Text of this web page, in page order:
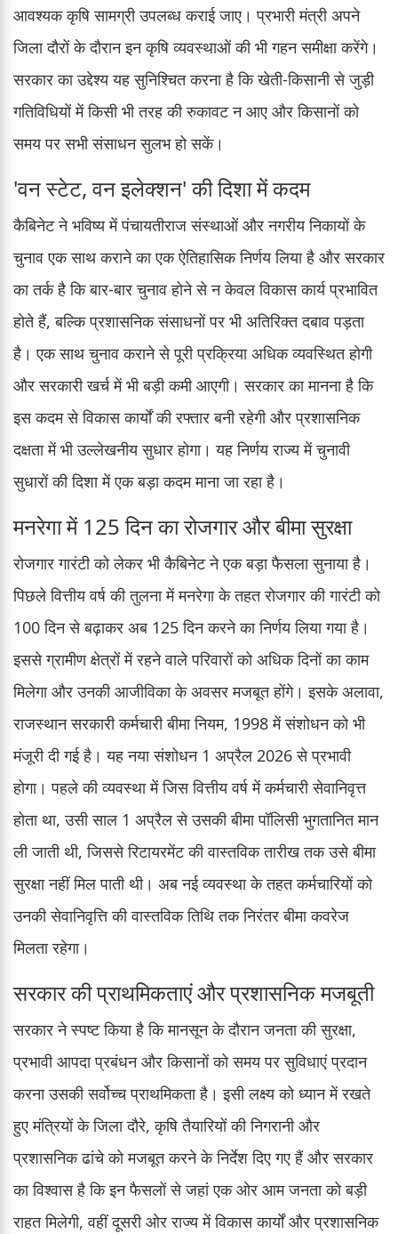
आवश्यक कृषि सामग्री उपलब्ध कराई जाए। प्रभारी मंत्री अपने
जिला दौरों के दौरान इन कृषि व्यवस्थाओं की भी गहन समीक्षा करेंगे।
सरकार का उद्देश्य यह सुनिश्चित करना है कि खेती-किसानी से जुड़ी
गतिविधियों में किसी भी तरह की रुकावट न आए और किसानों को
समय पर सभी संसाधन सुलभ हो सकें।
'वन स्टेट, वन इलेक्शन' की दिशा में कदम
कैबिनेट ने भविष्य में पंचायतीराज संस्थाओं और नगरीय निकायों के
चुनाव एक साथ कराने का एक ऐतिहासिक निर्णय लिया है और सरकार
का तर्क है कि बार-बार चुनाव होने से न केवल विकास कार्य प्रभावित
होते हैं, बल्कि प्रशासनिक संसाधनों पर भी अतिरिक्त दबाव पड़ता
है। एक साथ चुनाव कराने से पूरी प्रक्रिया अधिक व्यवस्थित होगी
और सरकारी खर्च में भी बड़ी कमी आएगी। सरकार का मानना है कि
इस कदम से विकास कार्यों की रफ्तार बनी रहेगी और प्रशासनिक
दक्षता में भी उल्लेखनीय सुधार होगा। यह निर्णय राज्य में चुनावी
सुधारों की दिशा में एक बड़ा कदम माना जा रहा है।
मनरेगा में 125 दिन का रोजगार और बीमा सुरक्षा
रोजगार गारंटी को लेकर भी कैबिनेट ने एक बड़ा फैसला सुनाया है।
पिछले वित्तीय वर्ष की तुलना में मनरेगा के तहत रोजगार की गारंटी को
100 दिन से बढ़ाकर अब 125 दिन करने का निर्णय लिया गया है।
इससे ग्रामीण क्षेत्रों में रहने वाले परिवारों को अधिक दिनों का काम
मिलेगा और उनकी आजीविका के अवसर मजबूत होंगे। इसके अलावा,
राजस्थान सरकारी कर्मचारी बीमा नियम, 1998 में संशोधन को भी
मंजूरी दी गई है। यह नया संशोधन 1 अप्रैल 2026 से प्रभावी
होगा। पहले की व्यवस्था में जिस वित्तीय वर्ष में कर्मचारी सेवानिवृत्त
होता था, उसी साल 1 अप्रैल से उसकी बीमा पॉलिसी भुगतानित मान
ली जाती थी, जिससे रिटायरमेंट की वास्तविक तारीख तक उसे बीमा
सुरक्षा नहीं मिल पाती थी। अब नई व्यवस्था के तहत कर्मचारियों को
उनकी सेवानिवृत्ति की वास्तविक तिथि तक निरंतर बीमा कवरेज
मिलता रहेगा।
सरकार की प्राथमिकताएं और प्रशासनिक मजबूती
सरकार ने स्पष्ट किया है कि मानसून के दौरान जनता की सुरक्षा,
प्रभावी आपदा प्रबंधन और किसानों को समय पर सुविधाएं प्रदान
करना उसकी सर्वोच्च प्राथमिकता है। इसी लक्ष्य को ध्यान में रखते
हुए मंत्रियों के जिला दौरे, कृषि तैयारियों की निगरानी और
प्रशासनिक ढांचे को मजबूत करने के निर्देश दिए गए हैं और सरकार
का विश्वास है कि इन फैसलों से जहां एक ओर आम जनता को बड़ी
राहत मिलेगी, वहीं दूसरी ओर राज्य में विकास कार्यों और प्रशासनिक